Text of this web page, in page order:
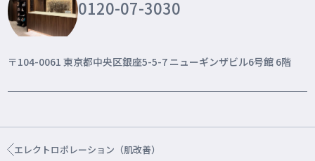
0120-07-3030
〒104-0061 東京都中央区銀座5-5-7 ニューギンザビル6号館 6階
エレクトロポレーション（肌改善）